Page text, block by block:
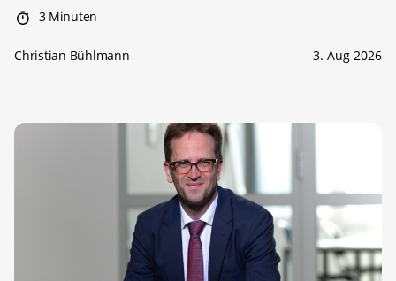
3 Minuten
Christian Bühlmann 3. Aug 2026